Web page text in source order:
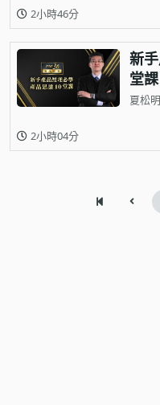
2小時46分
新
堂課
夏松明
2小時04分